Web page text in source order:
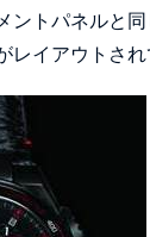
ントパネルと
レイアウトされ